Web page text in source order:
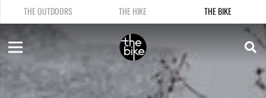
THE OUTDOORS THE HIKE THE BIKE